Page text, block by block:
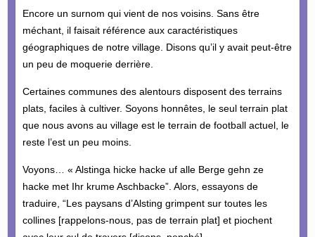
Encore un surnom qui vient de nos voisins. Sans être
méchant, il faisait référence aux caractéristiques
géographiques de notre village. Disons qu’il y avait peut-être
un peu de moquerie derrière.
Certaines communes des alentours disposent des terrains
plats, faciles à cultiver. Soyons honnêtes, le seul terrain plat
que nous avons au village est le terrain de football actuel, le
reste l’est un peu moins.
Voyons… « Alstinga hicke hacke uf alle Berge gehn ze
hacke met Ihr krume Aschbacke”. Alors, essayons de
traduire, “Les paysans d’Alsting grimpent sur toutes les
collines [rappelons-nous, pas de terrain plat] et piochent